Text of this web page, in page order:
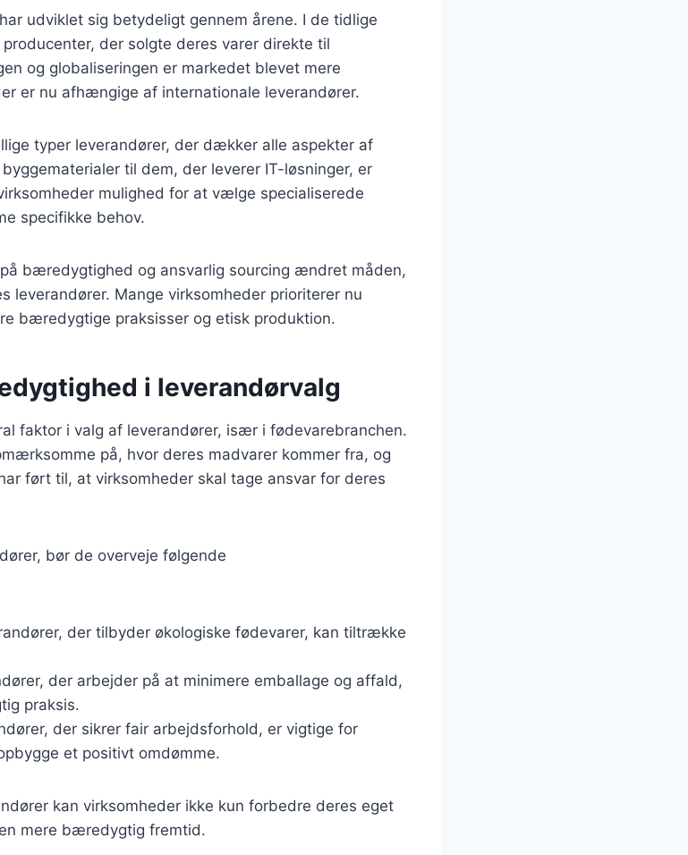
udviklet sig betydeligt gennem årene. I de tidlige
der solgte deres varer direkte til
og globaliseringen er markedet blevet mere
er nu afhængige af internationale leverandører.
typer leverandører, der dækker alle aspekter af
til dem, der leverer IT-løsninger, er
mulighed for at vælge specialiserede
specifikke behov.
bæredygtighed og ansvarlig sourcing ændret måden,
leverandører. Mange virksomheder prioriterer nu
bæredygtige praksisser og etisk produktion.
i leverandørvalg
faktor i valg af leverandører, især i fødevarebranchen.
på, hvor deres madvarer kommer fra, og
ført til, at virksomheder skal tage ansvar for deres
bør de overveje følgende
der tilbyder økologiske fødevarer, kan tiltrække
der arbejder på at minimere emballage og affald,
praksis.
der sikrer fair arbejdsforhold, er vigtige for
et positivt omdømme.
kan virksomheder ikke kun forbedre deres eget
mere bæredygtig fremtid.